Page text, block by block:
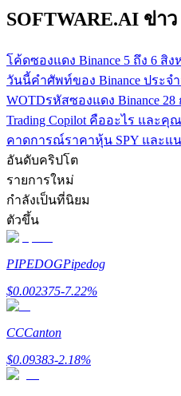
รับรางวัลการแข่งขันทุกวั
การปักหลัก
ผลตอบแทนสูงและเข้าถึง
SOFTWARE.AI ข่าว
โค้ดซองแดง Binance 5 ถึง 6 สิ
วันนี้คำศัพท์ของ Binance ประจ
WOTDรหัสซองแดง Binance
Trading Copilot คืออะไร และ
คาดการณ์ราคาหุ้น SPY และแ
อันดับคริปโต
รายการใหม่
กำลังเป็นที่นิยม
ตัวขึ้น
PIPEDOGPipedog
$0.002375-7.22%
CCCanton
$0.09383-2.18%